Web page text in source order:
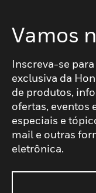
Vamos
Inscreva-se
exclusiva da
de produtos,
ofertas, eventos
especiais e
mail e outras
eletrônica.